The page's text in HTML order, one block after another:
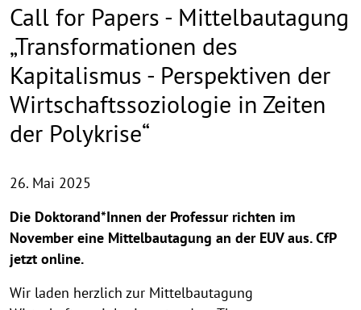
Call for Papers - Mittelbautagung
„Transformationen des
Kapitalismus - Perspektiven der
Wirtschaftssoziologie in Zeiten
der Polykrise“
26. Mai 2025
Die Doktorand*Innen der Professur richten im
November eine Mittelbautagung an der EUV aus. CfP
jetzt online.
Wir laden herzlich zur Mittelbautagung